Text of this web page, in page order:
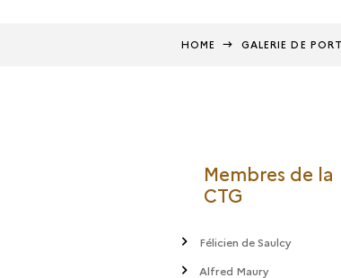
HOME GALERIE DE
Membres de la
CTG
Félicien de Saulcy
Alfred Maury